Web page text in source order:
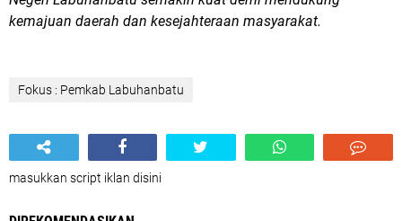
kemajuan daerah dan kesejahteraan masyarakat.
Fokus : Pemkab Labuhanbatu
masukkan script iklan disini